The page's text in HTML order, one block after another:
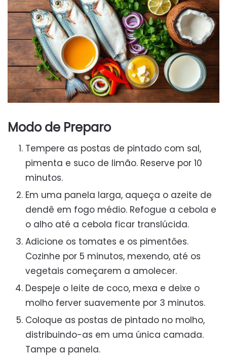
Modo de Preparo
Tempere as postas de pintado com sal,
pimenta e suco de limão. Reserve por 10
minutos.
Em uma panela larga, aqueça o azeite de
dendê em fogo médio. Refogue a cebola e
o alho até a cebola ficar translúcida.
Adicione os tomates e os pimentões.
Cozinhe por 5 minutos, mexendo, até os
vegetais começarem a amolecer.
Despeje o leite de coco, mexa e deixe o
molho ferver suavemente por 3 minutos.
Coloque as postas de pintado no molho,
distribuindo-as em uma única camada.
Tampe a panela.